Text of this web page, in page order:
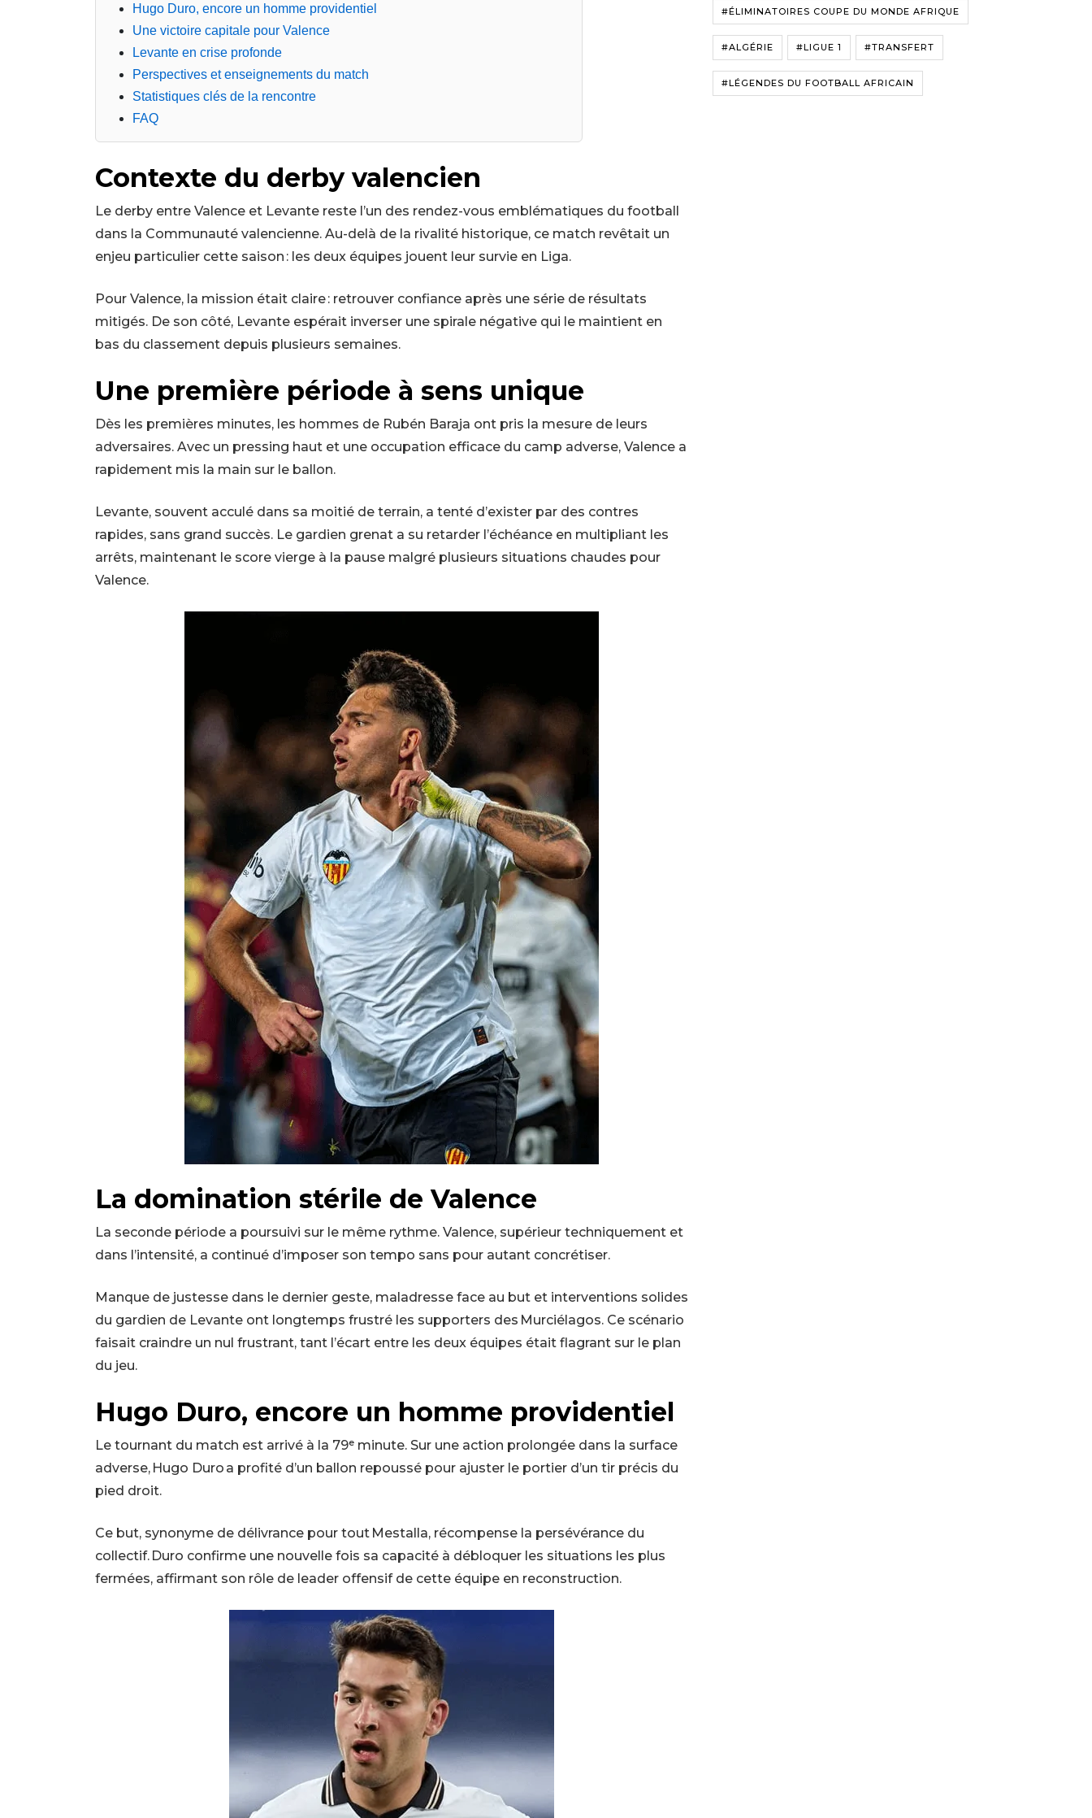
Hugo Duro, encore un homme providentiel
Une victoire capitale pour Valence
Levante en crise profonde
Perspectives et enseignements du match
Statistiques clés de la rencontre
FAQ
Contexte du derby valencien
Le derby entre Valence et Levante reste l’un des rendez-vous emblématiques du football
dans la Communauté valencienne. Au-delà de la rivalité historique, ce match revêtait un
enjeu particulier cette saison : les deux équipes jouent leur survie en Liga.
Pour Valence, la mission était claire : retrouver confiance après une série de résultats
mitigés. De son côté, Levante espérait inverser une spirale négative qui le maintient en
bas du classement depuis plusieurs semaines.
Une première période à sens unique
Dès les premières minutes, les hommes de Rubén Baraja ont pris la mesure de leurs
adversaires. Avec un pressing haut et une occupation efficace du camp adverse, Valence a
rapidement mis la main sur le ballon.
Levante, souvent acculé dans sa moitié de terrain, a tenté d’exister par des contres
rapides, sans grand succès. Le gardien grenat a su retarder l’échéance en multipliant les
arrêts, maintenant le score vierge à la pause malgré plusieurs situations chaudes pour
Valence.
La domination stérile de Valence
La seconde période a poursuivi sur le même rythme. Valence, supérieur techniquement et
dans l’intensité, a continué d’imposer son tempo sans pour autant concrétiser.
Manque de justesse dans le dernier geste, maladresse face au but et interventions solides
du gardien de Levante ont longtemps frustré les supporters des Murciélagos. Ce scénario
faisait craindre un nul frustrant, tant l’écart entre les deux équipes était flagrant sur le plan
du jeu.
Hugo Duro, encore un homme providentiel
Le tournant du match est arrivé à la 79ᵉ minute. Sur une action prolongée dans la surface
adverse, Hugo Duro a profité d’un ballon repoussé pour ajuster le portier d’un tir précis du
pied droit.
Ce but, synonyme de délivrance pour tout Mestalla, récompense la persévérance du
collectif. Duro confirme une nouvelle fois sa capacité à débloquer les situations les plus
fermées, affirmant son rôle de leader offensif de cette équipe en reconstruction.
#ÉLIMINATOIRES COUPE DU MONDE AFRIQUE
#ALGÉRIE #LIGUE 1 #TRANSFERT
#LÉGENDES DU FOOTBALL AFRICAIN